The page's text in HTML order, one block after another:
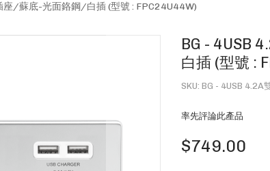
座/蘇底-光面鉻鋼/白插 (型號 : FPC24U44W)
BG - 4USB
白插 (型號 :
SKU BG - 4USB 4.2A
率先評論此產品
$749.00